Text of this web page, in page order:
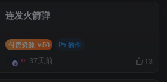
连发火箭弹
付费资源 ￥50 插件
37天前 13